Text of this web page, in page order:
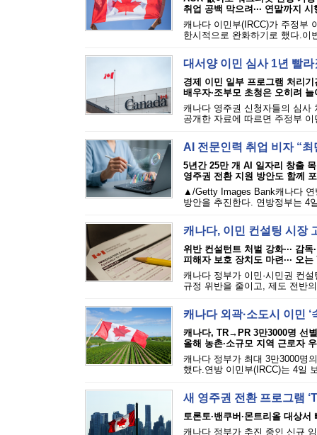
취업 공백 막으려··· 연말까지 시
캐나다 이민부(IRCC)가 주정부
한시적으로 완화하기로 했다.이
대서양 이민 심사 1년 빨라
경제 이민 일부 프로그램 처리기
배우자·조부모 초청은 오히려 늘
캐나다 영주권 신청자들의 심사
공개한 자료에 따르면 주정부
AI 전문인력 취업 비자 “
5년간 25만 개 AI 일자리 창출
영주권 전환 지원 방안도 함께
▲/Getty Images Bank캐나다 연
방안을 추진한다. 연방정부는 4
캐나다, 이민 컨설팅 시장
위반 컨설턴트 처벌 강화··· 감
피해자 보호 장치도 마련··· 오
캐나다 정부가 이민·시민권 컨
규정 위반을 줄이고, 제도 전반
캐나다 외곽·소도시 이민 ‘
캐나다, TR→PR 3만3000명 선
올해 농촌·소규모 지역 근로자
캐나다 정부가 최대 3만3000명
했다.연방 이민부(IRCC)는 4일
새 영주권 전환 프로그램
토론토·밴쿠버·몬트리올 대상서
캐나다 정부가 추진 중인 신규